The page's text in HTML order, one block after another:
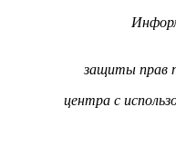
защиты прав
центра с